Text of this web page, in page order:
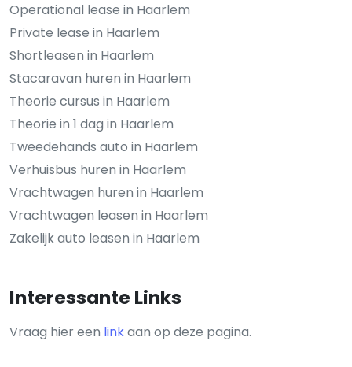
Operational lease in Haarlem
Private lease in Haarlem
Shortleasen in Haarlem
Stacaravan huren in Haarlem
Theorie cursus in Haarlem
Theorie in 1 dag in Haarlem
Tweedehands auto in Haarlem
Verhuisbus huren in Haarlem
Vrachtwagen huren in Haarlem
Vrachtwagen leasen in Haarlem
Zakelijk auto leasen in Haarlem
Interessante Links
Vraag hier een linkaan op deze pagina.